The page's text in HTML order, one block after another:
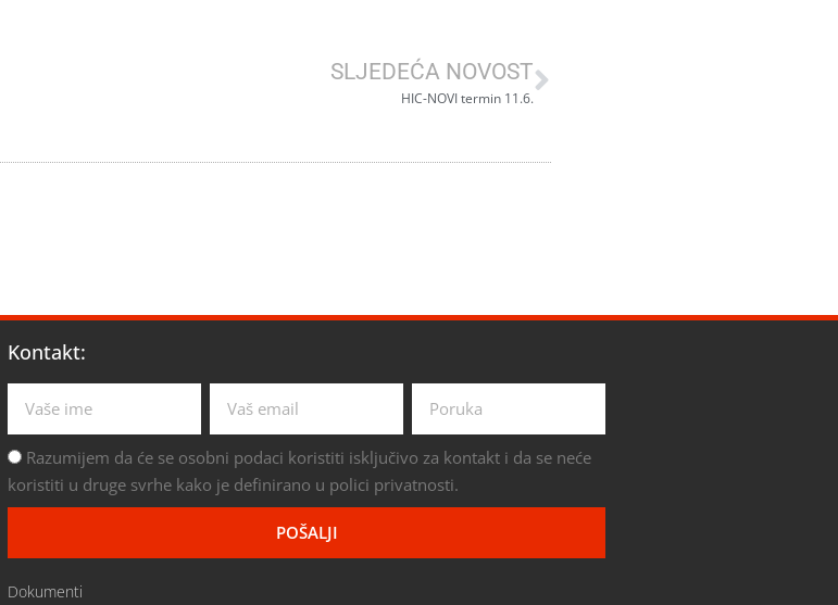
SLJEDEĆA NOVOST
HIC-NOVI termin 11.6.
Kontakt:
Razumijem da će se osobni podaci koristiti isključivo za kontakt i da se neće
koristiti u druge svrhe kako je definirano u polici privatnosti.
POŠALJI
Dokumenti